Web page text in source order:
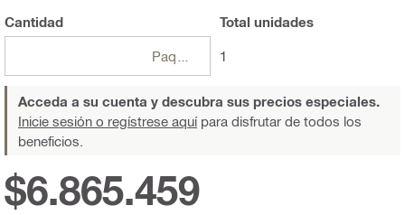
Cantidad Total unidades
1
Acceda a su cuenta y descubra sus precios especiales.
Inicie sesión o regístrese aquípara disfrutar de todos los
beneficios.
$6.865.459